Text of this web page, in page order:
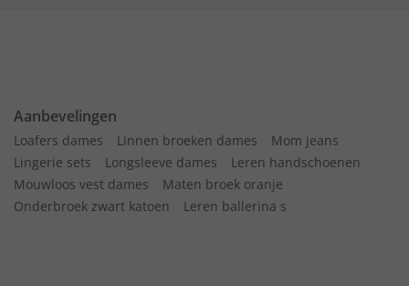
Aanbevelingen
Loafers dames Linnen broeken dames
Mom jeans
Lingerie sets
Longsleeve dames
Leren handschoenen
Mouwloos vest dames
Maten broek oranje
Onderbroek zwart katoen
Leren ballerina s